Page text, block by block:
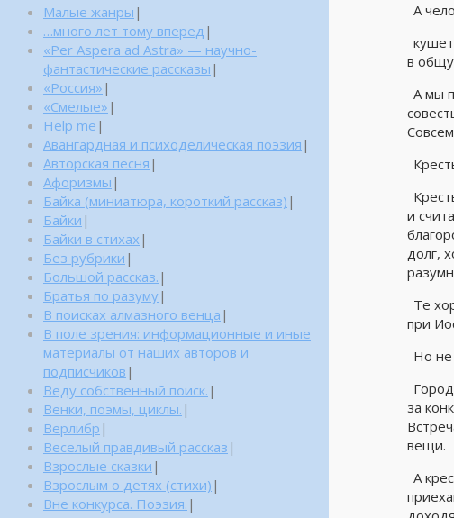
А
в
А мы
и
долг,
Те
при
Но не
за
вещи.
А
Малые жанры |
…много лет тому вперед |
«Per Aspera ad Astra» — научно-
фантастические рассказы |
«Россия» |
«Смелые» |
Help me |
Авангардная и психоделическая поэзия |
Авторская песня |
Афоризмы |
Байка (миниатюра, короткий рассказ) |
Байки |
Байки в стихах |
Без рубрики |
Большой рассказ. |
Братья по разуму|
В поисках алмазного венца |
В поле зрения: информационные и иные
материалы от наших авторов и
подписчиков |
Веду собственный поиск. |
Венки, поэмы, циклы. |
Верлибр |
Веселый правдивый рассказ |
Взрослые сказки |
Взрослым о детях (стихи) |
Вне конкурса. Поэзия. |